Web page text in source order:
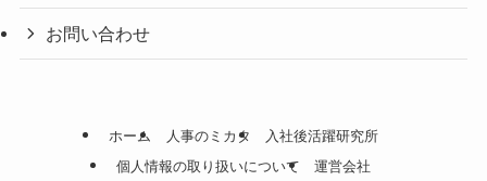
お問い合わせ
ホーム 人事のミカタ
入社後活躍研究所
個人情報の取り扱いについて
運営会社